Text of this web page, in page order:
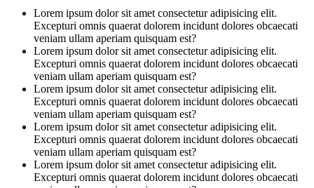
Lorem ipsum dolor sit amet consectetur adipisicing elit.
Excepturi omnis quaerat dolorem incidunt dolores obcaecati
veniam ullam aperiam quisquam est?
Lorem ipsum dolor sit amet consectetur adipisicing elit.
Excepturi omnis quaerat dolorem incidunt dolores obcaecati
veniam ullam aperiam quisquam est?
Lorem ipsum dolor sit amet consectetur adipisicing elit.
Excepturi omnis quaerat dolorem incidunt dolores obcaecati
veniam ullam aperiam quisquam est?
Lorem ipsum dolor sit amet consectetur adipisicing elit.
Excepturi omnis quaerat dolorem incidunt dolores obcaecati
veniam ullam aperiam quisquam est?
Lorem ipsum dolor sit amet consectetur adipisicing elit.
Excepturi omnis quaerat dolorem incidunt dolores obcaecati